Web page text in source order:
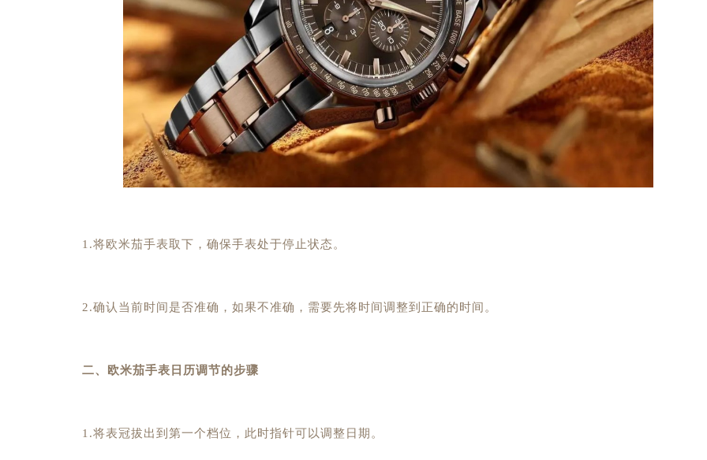
1.将欧米茄手表取下，确保手表处于停止状态。
2.确认当前时间是否准确，如果不准确，需要先将时间调整到正确的时间。
二、欧米茄手表日历调节的步骤
1.将表冠拔出到第一个档位，此时指针可以调整日期。